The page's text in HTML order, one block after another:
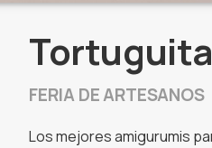
FERIA DE ARTESANOS
Los mejores amigurumis